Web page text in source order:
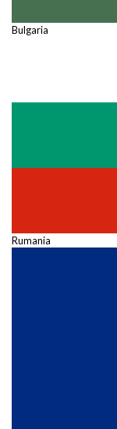
Bulgaria
Rumania